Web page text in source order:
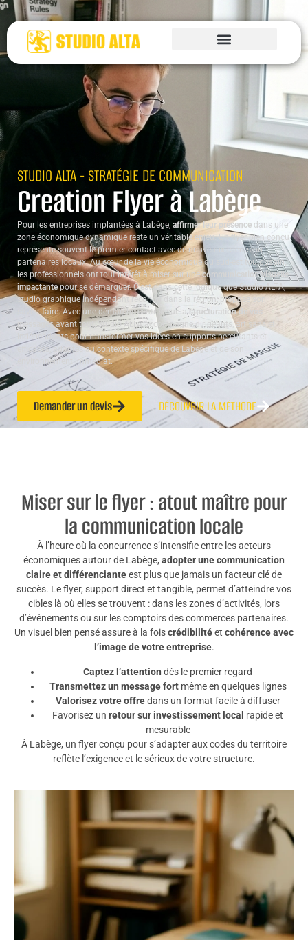
STUDIO ALTA - STRATÉGIE DE COMMUNICATION
Creation Flyer à Labège
Pour les entreprises implantées à Labège, affirmer leur présence dans une
zone économique dynamique reste un véritable enjeu. Un flyer bien conçu
représente souvent le premier contact avec de nouveaux clients ou
partenaires locaux. Au cœur de la vie économique du sud-est toulousain,
les professionnels ont tout intérêt à miser sur unecommunication visuelle
impactantepour se démarquer. C’est dans cette logique que Studio ALTA,
studio graphique indépendant reconnu dans la région, propose son
savoir-faire. Avec une démarche centrée sur lastructuration de vos
messagesavant tout, Studio ALTA accompagne dirigeants, artisans et
indépendants pour transformer vos idées en supports percutants et
efficaces, adaptés au contexte spécifique de Labège et de son
environnement immédiat.
Demander un devis DÉCOUVRIR LA MÉTHODE
Miser sur le flyer : atout maître pour
la communication locale
À l’heure où la concurrence s’intensifie entre les acteurs
économiques autour de Labège, adopter une communication
claire et différencianteest plus que jamais un facteur clé de
succès. Le flyer, support direct et tangible, permet d’atteindre vos
cibles là où elles se trouvent : dans les zones d’activités, lors
d’événements ou sur les comptoirs des commerces partenaires.
Un visuel bien pensé assure à la foiscrédibilitéet cohérence avec
l’image de votre entreprise.
Captez l’attention dès le premier regard
Transmettez un message fortmême en quelques lignes
Valorisez votre offredans un format facile à diffuser
Favorisez un retour sur investissement local rapide et
mesurable
À Labège, un flyer conçu pour s’adapter aux codes du territoire
reflète l’exigence et le sérieux de votre structure.